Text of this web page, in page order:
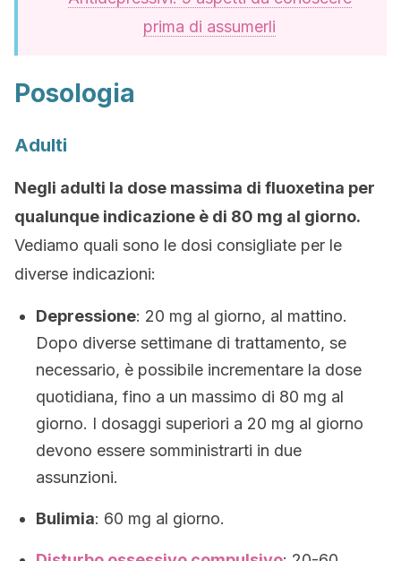
prima di assumerli
Posologia
Adulti
Negli adulti la dose massima di fluoxetina per
qualunque indicazione è di 80 mg al giorno.
Vediamo quali sono le dosi consigliate per le
diverse indicazioni:
Depressione: 20 mg al giorno, al mattino.
Dopo diverse settimane di trattamento, se
necessario, è possibile incrementare la dose
quotidiana, fino a un massimo di 80 mg al
giorno. I dosaggi superiori a 20 mg al giorno
devono essere somministrarti in due
assunzioni.
Bulimia: 60 mg al giorno.